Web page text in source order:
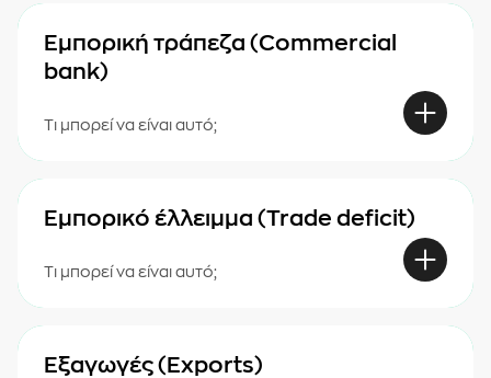
Εμπορική τράπεζα (Commercial
bank)
Τι μπορεί να είναι αυτό;
Εμπορικό έλλειμμα (Trade deficit)
Τι μπορεί να είναι αυτό;
Εξαγωγές (Exports)